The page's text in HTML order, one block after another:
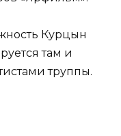
Курцын
там и
труппы.